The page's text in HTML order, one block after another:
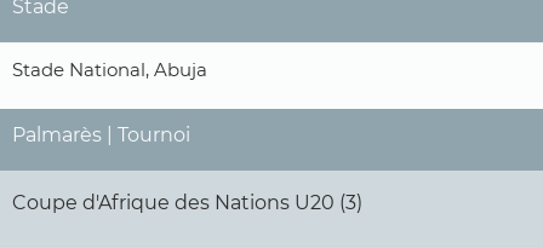
Stade
Stade National, Abuja
Palmarès | Tournoi
Coupe d'Afrique des Nations U20 (3)